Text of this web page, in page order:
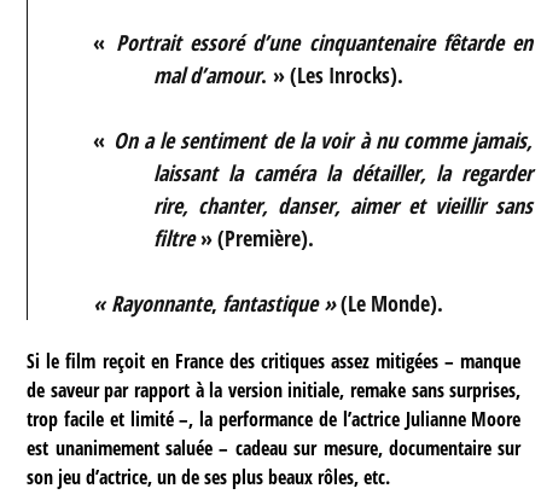
« Portrait essoré d’une cinquantenaire fêtarde en
mal d’amour. » (Les Inrocks).
« On a le sentiment de la voir à nu comme jamais,
laissant la caméra la détailler, la regarder
rire, chanter, danser, aimer et vieillir sans
filtre» (Première).
« Rayonnante, fantastique »(Le Monde).
Si le film reçoit en France des critiques assez mitigées – manque
de saveur par rapport à la version initiale, remake sans surprises,
trop facile et limité –, la performance de l’actrice Julianne Moore
est unanimement saluée – cadeau sur mesure, documentaire sur
son jeu d’actrice, un de ses plus beaux rôles, etc.